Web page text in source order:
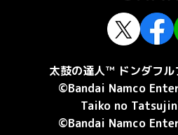
太鼓の達人™ ドンダフ
©Bandai Namco
Taiko no
©Bandai Namco